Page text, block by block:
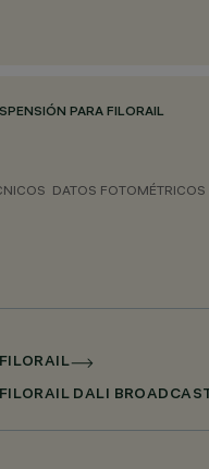
PARA FILORAIL
DATOS FOTOMÉTRICOS
DALI